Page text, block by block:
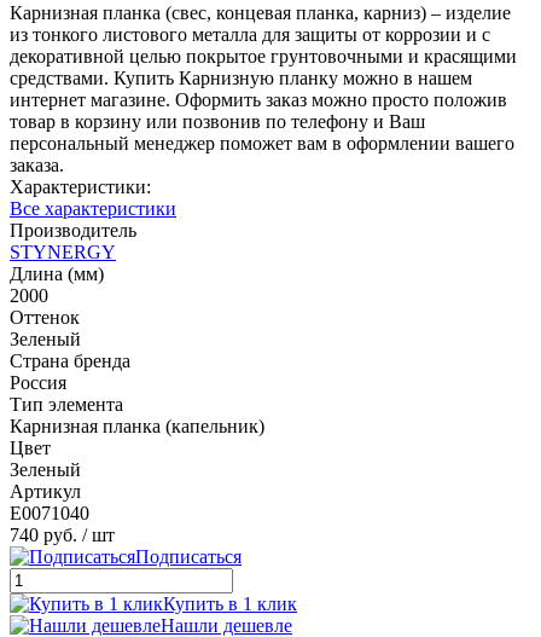
Карнизная планка (свес, концевая планка, карниз) – изделие
из тонкого листового металла для защиты от коррозии и с
декоративной целью покрытое грунтовочными и красящими
средствами. Купить Карнизную планку можно в нашем
интернет магазине. Оформить заказ можно просто положив
товар в корзину или позвонив по телефону и Ваш
персональный менеджер поможет вам в оформлении вашего
заказа.
Характеристики:
Все характеристики
Производитель
STYNERGY
Длина (мм)
2000
Оттенок
Зеленый
Страна бренда
Россия
Тип элемента
Карнизная планка (капельник)
Цвет
Зеленый
Артикул
E0071040
740 руб. / шт
Подписаться
Купить в 1 клик
Нашли дешевле